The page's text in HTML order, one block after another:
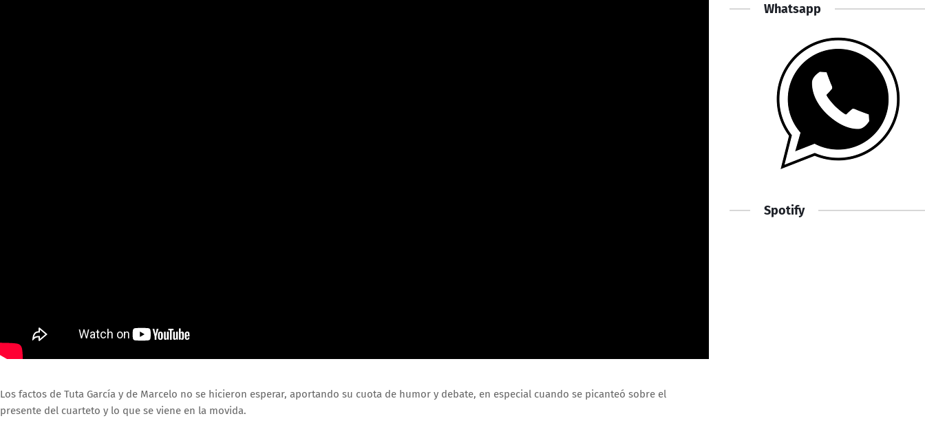
Los factos de Tuta García y de Marcelo no se hicieron esperar, aportando su cuota de humor y debate, en especial cuando se picanteó sobre el
presente del cuarteto y lo que se viene en la movida.
Whatsapp
Spotify